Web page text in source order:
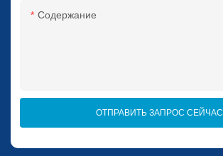
Содержание
ОТПРАВИТЬ ЗАПРОС СЕЙЧАС